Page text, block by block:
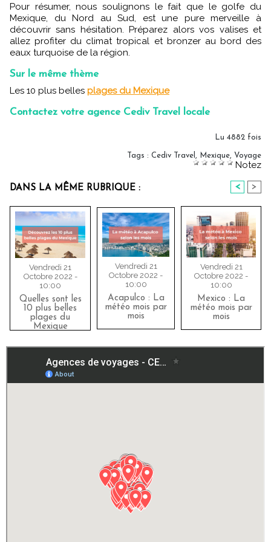
Pour résumer, nous soulignons le fait que le golfe du
Mexique, du Nord au Sud, est une pure merveille à
découvrir sans hésitation. Préparez alors vos valises et
allez profiter du climat tropical et bronzer au bord des
eaux turquoise de la région.
Sur le même thème
Les 10 plus belles plages du Mexique
Contactez votre agence Cediv Travel locale
Lu 4882 fois
Tags : Cediv Travel , Mexique, Voyage
Notez
DANS LA MÊME RUBRIQUE : < >
Vendredi 21
Octobre 2022 -
10:00
Quelles sont les
10 plus belles
plages du
Mexique
Vendredi 21
Octobre 2022 -
10:00
Acapulco : La
météo mois par
mois
Vendredi 21
Octobre 2022 -
10:00
Mexico : La
météo mois par
mois